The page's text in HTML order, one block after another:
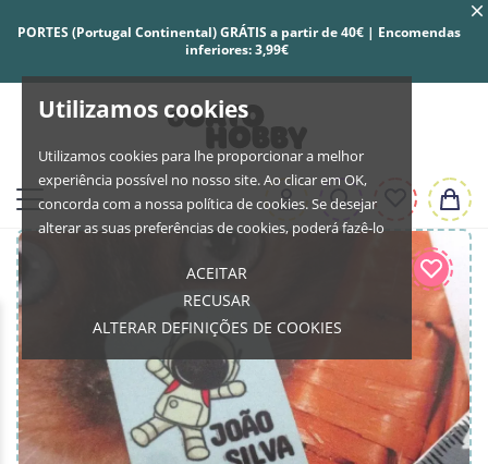
Utilizamos cookies
Utilizamos cookies para lhe proporcionar a melhor
experiência possível no nosso site. Ao clicar em OK,
concorda com a nossa política de cookies. Se desejar
alterar as suas preferências de cookies, poderá fazê-lo
ACEITAR
RECUSAR
ALTERAR DEFINIÇÕES DE COOKIES
PORTES (Portugal Continental) GRÁTIS a partir de 40€ | Encomendas
inferiores: 3,99€